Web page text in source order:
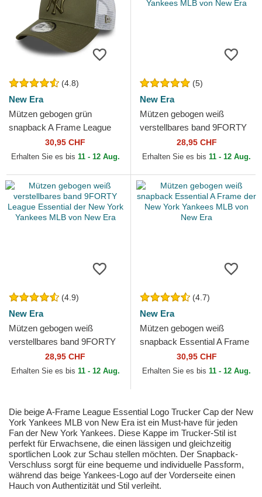
(4.8)
New Era
Mützen gebogen grün
snapback A Frame League
Essential der New York
Yankees MLB von New Era
30,95 CHF
Erhalten Sie es bis 11 - 12 Aug.
(5)
New Era
Mützen gebogen weiß
verstellbares band 9FORTY
League Essential der New
York Yankees MLB von New
28,95 CHF
Erhalten Sie es bis 11 - 12 Aug.
(4.9)
New Era
Mützen gebogen weiß
verstellbares band 9FORTY
League Essential der New
York Yankees MLB von New
28,95 CHF
Erhalten Sie es bis 11 - 12 Aug.
(4.7)
New Era
Mützen gebogen weiß
snapback Essential A Frame
der New York Yankees MLB
von New Era
30,95 CHF
Erhalten Sie es bis 11 - 12 Aug.
Die beige A-Frame League Essential Logo Trucker Cap der New
York Yankees MLB von New Era ist ein Must-have für jeden
Fan der New York Yankees. Diese Kappe im Trucker-Stil ist
perfekt für Erwachsene, die einen lässigen und gleichzeitig
sportlichen Look zur Schau stellen möchten. Der Snapback-
Verschluss sorgt für eine bequeme und individuelle Passform,
während das beige Yankees-Logo auf der Vorderseite einen
Hauch von Authentizität und Stil verleiht.